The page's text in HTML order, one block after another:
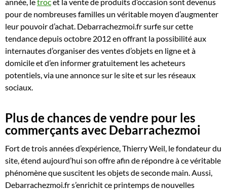
pour de nombreuses familles un véritable moyen d’augmenter
leur pouvoir d’achat. Debarrachezmoi.fr surfe sur cette
tendance depuis octobre 2012 en offrant la possibilité aux
internautes d’organiser des ventes d’objets en ligne et à
domicile et d’en informer gratuitement les acheteurs
potentiels, via une annonce sur le site et sur les réseaux
sociaux.
Plus de chances de vendre pour les
commerçants avec Debarrachezmoi
Fort de trois années d’expérience, Thierry Weil, le fondateur du
site, étend aujourd’hui son offre afin de répondre à ce véritable
phénomène que suscitent les objets de seconde main. Aussi,
Debarrachezmoi.fr s’enrichit ce printemps de nouvelles